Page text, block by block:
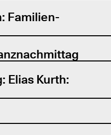
Familien-
Elias Kurth: